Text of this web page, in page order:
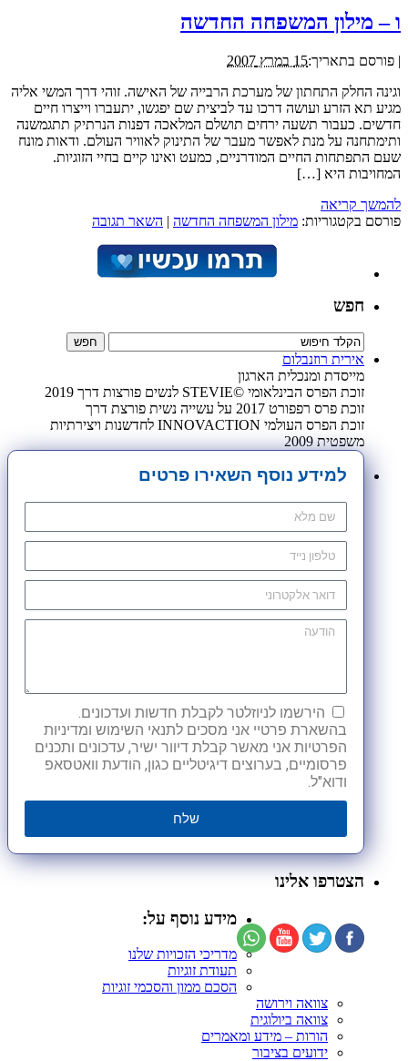
ו – מילון המשפחה החדשה
| פורסם בתאריך:15 במרץ 2007
וגינה החלק התחתון של מערכת הרבייה של האישה. זוהי דרך המשי אליה
מגיע תא הזרע ועושה דרכו עד לביצית שם יפגשו, יתעברו וייצרו חיים
חדשים. כעבור תשעה ירחים תושלם המלאכה דפנות הנרתיק תתגמשנה
ותימתחנה על מנת לאפשר מעבר של התינוק לאוויר העולם. ודאות מונח
שעם התפתחות החיים המודרניים, כמעט ואינו קיים בחיי הזוגיות.
המחויבות היא […]
להמשך קריאה
פורסם בקטגוריות: מילון המשפחה החדשה | השאר תגובה
חפש
אירית רוזנבלום
מייסדת ומנכלית הארגון
זוכת הפרס הבינלאומי ©STEVIE לנשים פורצות דרך 2019
זוכת פרס רפפורט 2017 על עשייה נשית פורצת דרך
זוכת הפרס העולמי INNOVACTION לחדשנות ויצירתיות
משפטית 2009
למידע נוסף השאירו פרטים
הירשמו לניוזלטר לקבלת חדשות ועדכונים.
בהשארת פרטיי אני מסכים לתנאי השימוש ומדיניות
הפרטיות אני מאשר קבלת דיוור ישיר, עדכונים ותכנים
פרסומיים, בערוצים דיגיטליים כגון, הודעת וואטסאפ
ודוא"ל.
שלח
הצטרפו אלינו
מידע נוסף על:
מדריכי הזכויות שלנו
תעודת זוגיות
הסכם ממון והסכמי זוגיות
צוואה וירושה
צוואה ביולוגית
הורות – מידע ומאמרים
ידועים בציבור